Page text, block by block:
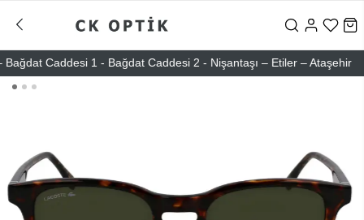
Caddesi 1 - Bağdat Caddesi 2 - Nişantaşı – Etiler – Ataşehir